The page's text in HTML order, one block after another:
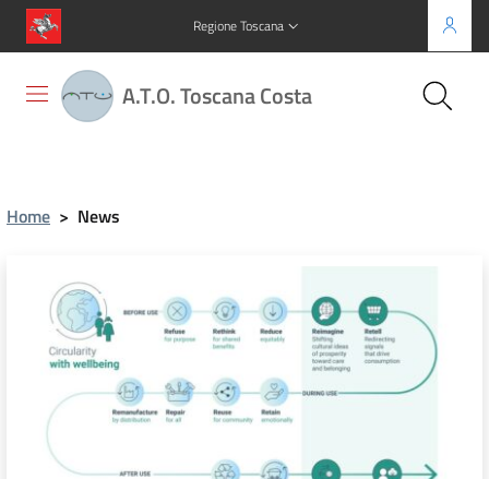
Regione Toscana
A.T.O. Toscana Costa
Home > News